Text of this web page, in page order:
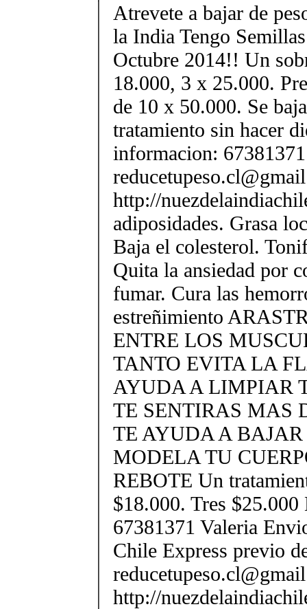
Atrevete a bajar de
la India Tengo
Octubre 2014!! Un
18.000, 3 x 25.000.
de 10 x 50.000. Se
tratamiento sin hacer
informacion:
http://
adiposidades. Grasa
Baja el colesterol.
Quita la ansiedad por
fumar. Cura las
estreñimiento
ENTRE LOS
TANTO EVITA LA
AYUDA A LIMPIAR
TE SENTIRAS MAS
TE AYUDA A
MODELA TU
REBOTE Un
$18.000. Tres
67381371 Valeria
Chile Express previo
http://